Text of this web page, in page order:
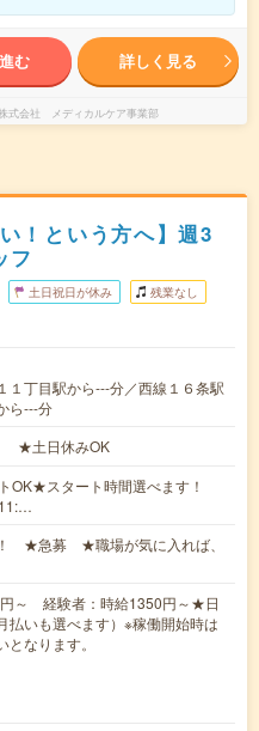
む 詳しく見る
式会社 メディカルケア事業部
！という方へ】週3
フ
土日祝日が休み 残業なし
１丁目駅から---分／西線１６条駅
ら---分
★土日休みOK
OK★スタート時間選べます！
★急募 ★職場が気に入れば、
～ 経験者：時給1350円～★日
払いも選べます）※稼働開始時は
なります。